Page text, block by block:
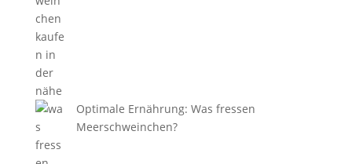
Optimale Ernährung: Was fressen
Meerschweinchen?